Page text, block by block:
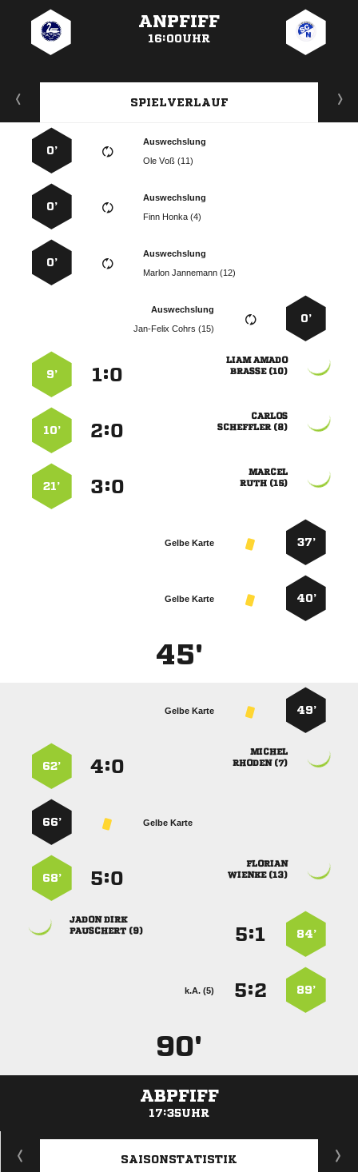
ANPFIFF
16:00UHR
SPIELVERLAUF
Auswechslung
  
0’
Auswechslung
  
0’
Auswechslung
  
0’
0’
Auswechslung
  
 
 
:
9’

 
:
10’

 
:
21’
37’
Gelbe Karte
40’
Gelbe Karte
45'
49’
Gelbe Karte

 
:
62’
Gelbe Karte
66’

 
:
68’
84’
:
 
 
89’
:
k.A. (5)
90'
ABPFIFF
17:35UHR
ANZEIGE
SAISONSTATISTIK